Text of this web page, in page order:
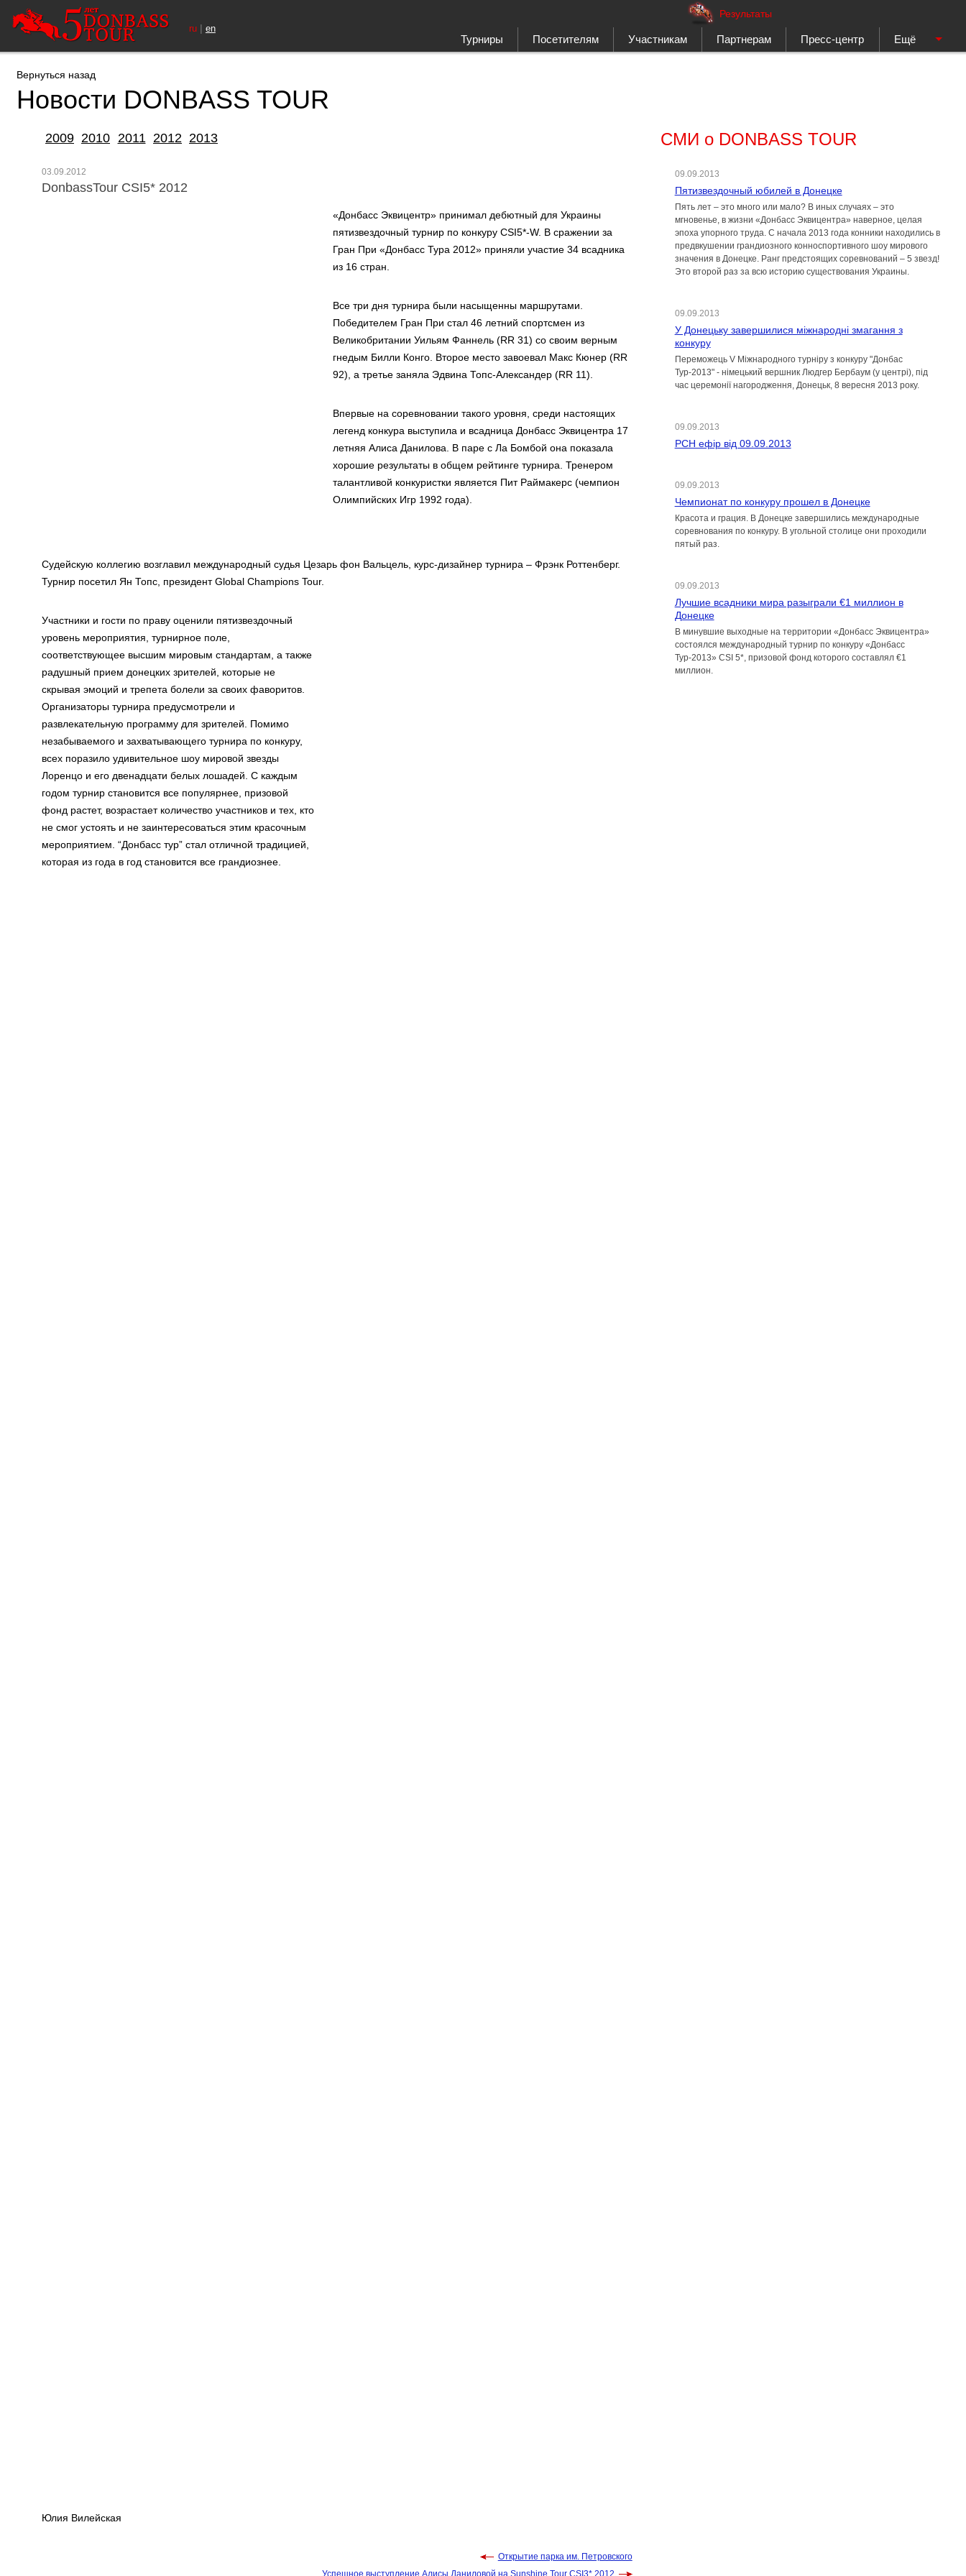
Результаты
Турниры Посетителям Участникам Партнерам Пресс-центр Ещё
ru | en
Вернуться назад
Новости DONBASS TOUR
2009 2010 2011 2012 2013
03.09.2012
DonbassTour CSI5* 2012
«Донбасс Эквицентр» принимал дебютный для Украины
пятизвездочный турнир по конкуру CSI5*-W. В сражении за
Гран При «Донбасс Тура 2012» приняли участие 34 всадника
из 16 стран.
Все три дня турнира были насыщенны маршрутами.
Победителем Гран При стал 46 летний спортсмен из
Великобритании Уильям Фаннель (RR 31) со своим верным
гнедым Билли Конго. Второе место завоевал Макс Кюнер (RR
92), а третье заняла Эдвина Топс-Александер (RR 11).
Впервые на соревновании такого уровня, среди настоящих
легенд конкура выступила и всадница Донбасс Эквицентра 17
летняя Алиса Данилова. В паре с Ла Бомбой она показала
хорошие результаты в общем рейтинге турнира. Тренером
талантливой конкуристки является Пит Раймакерс (чемпион
Олимпийских Игр 1992 года).
Судейскую коллегию возглавил международный судья Цезарь фон Вальцель, курс-дизайнер турнира – Фрэнк Роттенберг.
Турнир посетил Ян Топс, президент Global Champions Tour.
Участники и гости по праву оценили пятизвездочный
уровень мероприятия, турнирное поле,
соответствующее высшим мировым стандартам, а также
радушный прием донецких зрителей, которые не
скрывая эмоций и трепета болели за своих фаворитов.
Организаторы турнира предусмотрели и
развлекательную программу для зрителей. Помимо
незабываемого и захватывающего турнира по конкуру,
всех поразило удивительное шоу мировой звезды
Лоренцо и его двенадцати белых лошадей. С каждым
годом турнир становится все популярнее, призовой
фонд растет, возрастает количество участников и тех, кто
не смог устоять и не заинтересоваться этим красочным
мероприятием. “Донбасс тур” стал отличной традицией,
которая из года в год становится все грандиознее.
Юлия Вилейская
Открытие парка им. Петровского
Успешное выступление Алисы Даниловой на Sunshine Tour CSI3* 2012
СМИ о DONBASS TOUR
09.09.2013
Пятизвездочный юбилей в Донецке
Пять лет – это много или мало? В иных случаях – это
мгновенье, в жизни «Донбасс Эквицентра» наверное, целая
эпоха упорного труда. С начала 2013 года конники находились в
предвкушении грандиозного конноспортивного шоу мирового
значения в Донецке. Ранг предстоящих соревнований – 5 звезд!
Это второй раз за всю историю существования Украины.
09.09.2013
У Донецьку завершилися міжнародні змагання з
конкуру
Переможець V Міжнародного турніру з конкуру "Донбас
Тур-2013" - німецький вершник Людгер Бербаум (у центрі), під
час церемонії нагородження, Донецьк, 8 вересня 2013 року.
09.09.2013
РСН ефір від 09.09.2013
09.09.2013
Чемпионат по конкуру прошел в Донецке
Красота и грация. В Донецке завершились международные
соревнования по конкуру. В угольной столице они проходили
пятый раз.
09.09.2013
Лучшие всадники мира разыграли €1 миллион в
Донецке
В минувшие выходные на территории «Донбасс Эквицентра»
состоялся международный турнир по конкуру «Донбасс
Тур-2013» CSI 5*, призовой фонд которого составлял €1
миллион.